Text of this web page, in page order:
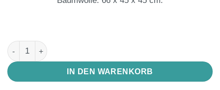
Dreiecksttuch für kleine RäuberINNEN Variante 2 Menge
IN DEN WARENKORB